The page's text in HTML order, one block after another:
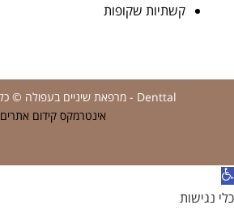
קשתיות שקופות
Denttal - מרפאת שיניים בעפולה © כל הזכויות שמורות
אינטרמקס קידום אתרים
פתח
סרגל
כלי נגישות